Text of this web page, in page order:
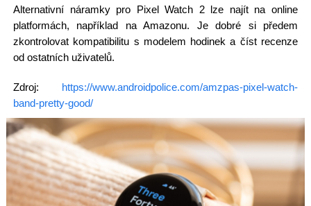
Alternativní náramky pro Pixel Watch 2 lze najít na online
platformách, například na Amazonu. Je dobré si předem
zkontrolovat kompatibilitu s modelem hodinek a číst recenze
od ostatních uživatelů.
Zdroj: https://www.androidpolice.com/amzpas-pixel-watch-
band-pretty-good/